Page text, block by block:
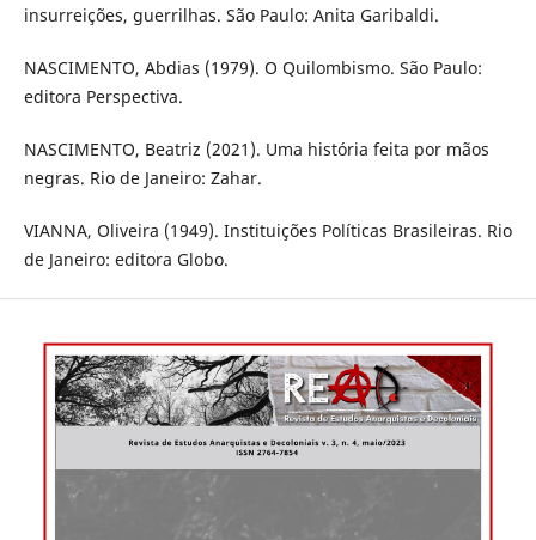
insurreições, guerrilhas. São Paulo: Anita Garibaldi.
NASCIMENTO, Abdias (1979). O Quilombismo. São Paulo:
editora Perspectiva.
NASCIMENTO, Beatriz (2021). Uma história feita por mãos
negras. Rio de Janeiro: Zahar.
VIANNA, Oliveira (1949). Instituições Políticas Brasileiras. Rio
de Janeiro: editora Globo.